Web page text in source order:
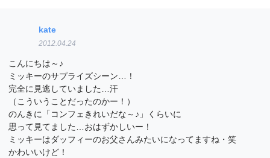
kate
2012.04.24
こんにちは～♪
ミッキーのサプライズシーン…！
完全に見逃していました…汗
（こういうことだったのかー！）
のんきに「コンフェきれいだな～♪」くらいに
思って見てました…おはずかしいー！
ミッキーはダッフィーのお父さんみたいになってますね・笑
かわいいけど！